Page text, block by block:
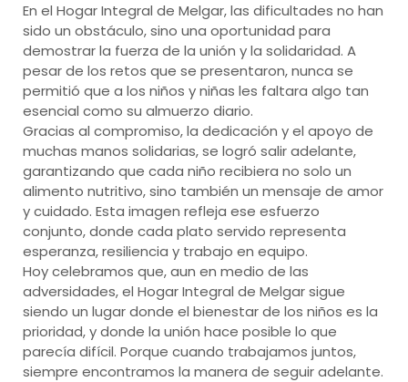
En el Hogar Integral de Melgar, las dificultades no han
sido un obstáculo, sino una oportunidad para
demostrar la fuerza de la unión y la solidaridad. A
pesar de los retos que se presentaron, nunca se
permitió que a los niños y niñas les faltara algo tan
esencial como su almuerzo diario.
Gracias al compromiso, la dedicación y el apoyo de
muchas manos solidarias, se logró salir adelante,
garantizando que cada niño recibiera no solo un
alimento nutritivo, sino también un mensaje de amor
y cuidado. Esta imagen refleja ese esfuerzo
conjunto, donde cada plato servido representa
esperanza, resiliencia y trabajo en equipo.
Hoy celebramos que, aun en medio de las
adversidades, el Hogar Integral de Melgar sigue
siendo un lugar donde el bienestar de los niños es la
prioridad, y donde la unión hace posible lo que
parecía difícil. Porque cuando trabajamos juntos,
siempre encontramos la manera de seguir adelante.